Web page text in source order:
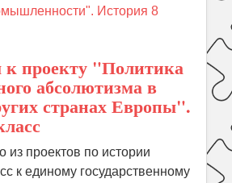
История 8
проекту "Политика
абсолютизма в
странах Европы".
из проектов по истории
к единому государственному